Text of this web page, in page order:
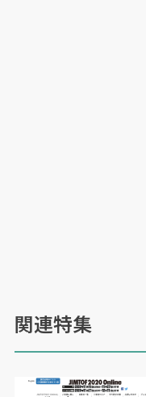
関連特集